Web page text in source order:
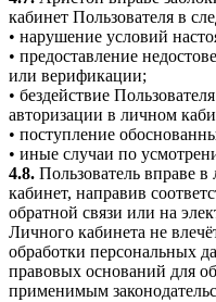
кабинет Пользователя в
• нарушение условий
• предоставление
или верификации;
• бездействие
авторизации в личном
• поступление
• иные случаи по
4.8. Пользователь вправе
кабинет, направив
обратной связи или на
Личного кабинета не
обработки персональных
правовых оснований для
применимым